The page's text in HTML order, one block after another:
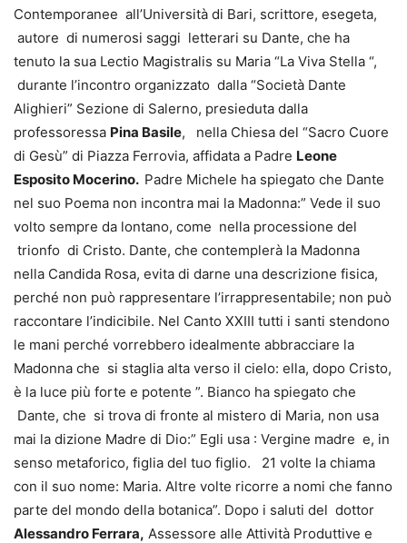
Contemporanee all’Università di Bari, scrittore, esegeta,
autore di numerosi saggi letterari su Dante, che ha
tenuto la sua Lectio Magistralis su Maria “La Viva Stella “,
durante l’incontro organizzato dalla “Società Dante
Alighieri” Sezione di Salerno, presieduta dalla
professoressa Pina Basile, nella Chiesa del “Sacro Cuore
di Gesù” di Piazza Ferrovia, affidata a Padre Leone
Esposito Mocerino. Padre Michele ha spiegato che Dante
nel suo Poema non incontra mai la Madonna:” Vede il suo
volto sempre da lontano, come nella processione del
trionfo di Cristo. Dante, che contemplerà la Madonna
nella Candida Rosa, evita di darne una descrizione fisica,
perché non può rappresentare l’irrappresentabile; non può
raccontare l’indicibile. Nel Canto XXIII tutti i santi stendono
le mani perché vorrebbero idealmente abbracciare la
Madonna che si staglia alta verso il cielo: ella, dopo Cristo,
è la luce più forte e potente ”. Bianco ha spiegato che
Dante, che si trova di fronte al mistero di Maria, non usa
mai la dizione Madre di Dio:” Egli usa : Vergine madre e, in
senso metaforico, figlia del tuo figlio. 21 volte la chiama
con il suo nome: Maria. Altre volte ricorre a nomi che fanno
parte del mondo della botanica”. Dopo i saluti del dottor
Alessandro Ferrara, Assessore alle Attività Produttive e